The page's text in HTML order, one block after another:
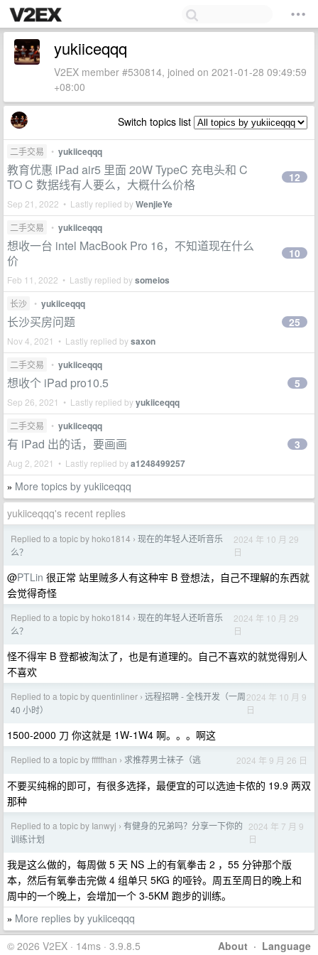
yukiiceqqq
V2EX member #530814, joined on 2021-01-28 09:49:59
+08:00
Switch topics list
二手交易 • yukiiceqqq
教育优惠 iPad air5 里面 20W TypeC 充电头和 C
TO C 数据线有人要么，大概什么价格
Sep 21, 2022 • Lastly replied byWenjieYe
12
二手交易 • yukiiceqqq
想收一台 intel MacBook Pro 16，不知道现在什么
价
Feb 11, 2022 • Lastly replied bysomeios
10
长沙 • yukiiceqqq
长沙买房问题
Nov 4, 2021 • Lastly replied bysaxon
25
二手交易 • yukiiceqqq
想收个 iPad pro10.5
Sep 26, 2021 • Lastly replied byyukiiceqqq
5
二手交易 • yukiiceqqq
有 iPad 出的话，要画画
Aug 2, 2021 • Lastly replied bya1248499257
3
» More topics by yukiiceqqq
yukiiceqqq's recent replies
Replied to a topic by hoko1814 › 现在的年轻人还听音乐
么？
2024 年 10 月 29
日
@PTLin 很正常 站里贼多人有这种牢 B 登想法，自己不理解的东西就
会觉得奇怪
Replied to a topic by hoko1814 › 现在的年轻人还听音乐
么？
2024 年 10 月 29
日
怪不得牢 B 登都被淘汰了，也是有道理的。自己不喜欢的就觉得别人
不喜欢
Replied to a topic by quentinliner › 远程招聘 - 全栈开发（一周
40 小时）
2024 年 10 月 9
日
1500-2000 刀 你这就是 1W-1W4 啊。。。啊这
Replied to a topic by fffffhan › 求推荐男士袜子（逃 2024 年 9 月 26 日
不要买纯棉的即可，有很多选择，最便宜的可以选迪卡侬的 19.9 两双
那种
Replied to a topic by Ianwyj › 有健身的兄弟吗？分享一下你的
训练计划
2024 年 7 月 9
日
我是这么做的，每周做 5 天 NS 上的有氧拳击 2 ，55 分钟那个版
本，然后有氧拳击完做 4 组单只 5KG 的哑铃。周五至周日的晚上和
周中的一个晚上，会增加一个 3-5KM 跑步的训练。
» More replies by yukiiceqqq
About · Language
© 2026 V2EX · 14ms · 3.9.8.5